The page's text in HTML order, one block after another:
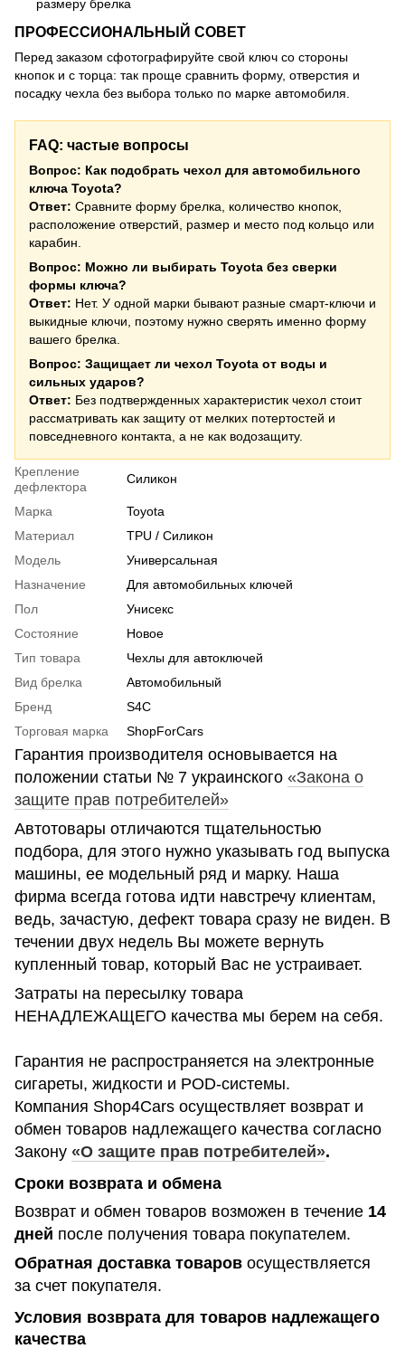
размеру брелка
ПРОФЕССИОНАЛЬНЫЙ СОВЕТ
Перед заказом сфотографируйте свой ключ со стороны
кнопок и с торца: так проще сравнить форму, отверстия и
посадку чехла без выбора только по марке автомобиля.
FAQ: частые вопросы
Вопрос: Как подобрать чехол для автомобильного
ключа Toyota?
Ответ: Сравните форму брелка, количество кнопок,
расположение отверстий, размер и место под кольцо или
карабин.
Вопрос: Можно ли выбирать Toyota без сверки
формы ключа?
Ответ: Нет. У одной марки бывают разные смарт-ключи и
выкидные ключи, поэтому нужно сверять именно форму
вашего брелка.
Вопрос: Защищает ли чехол Toyota от воды и
сильных ударов?
Ответ: Без подтвержденных характеристик чехол стоит
рассматривать как защиту от мелких потертостей и
повседневного контакта, а не как водозащиту.
Крепление
дефлектора
Силикон
Марка
Toyota
Материал
TPU / Силикон
Модель
Универсальная
Назначение
Для автомобильных ключей
Пол
Унисекс
Состояние
Новое
Тип товара
Чехлы для автоключей
Вид брелка
Автомобильный
Бренд
S4C
Торговая марка
ShopForCars
Гарантия производителя основывается на
положении статьи № 7 украинского «Закона о
защите прав потребителей»
Автотовары отличаются тщательностью
подбора, для этого нужно указывать год выпуска
машины, ее модельный ряд и марку. Наша
фирма всегда готова идти навстречу клиентам,
ведь, зачастую, дефект товара сразу не виден. В
течении двух недель Вы можете вернуть
купленный товар, который Вас не устраивает.
Затраты на пересылку товара
НЕНАДЛЕЖАЩЕГО качества мы берем на себя.
Гарантия не распространяется на электронные
сигареты, жидкости и POD-системы.
Компания Shop4Cars осуществляет возврат и
обмен товаров надлежащего качества согласно
Закону «О защите прав потребителей».
Сроки возврата и обмена
Возврат и обмен товаров возможен в течение 14
дней после получения товара покупателем.
Обратная доставка товаров осуществляется
за счет покупателя.
Условия возврата для товаров надлежащего
качества